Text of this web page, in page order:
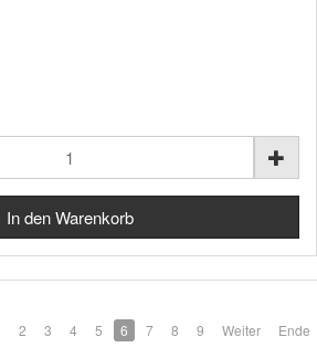
2 3 4 5 6 7 8 9 Weiter Ende